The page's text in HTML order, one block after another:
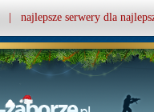
| najlepsze serwery dla